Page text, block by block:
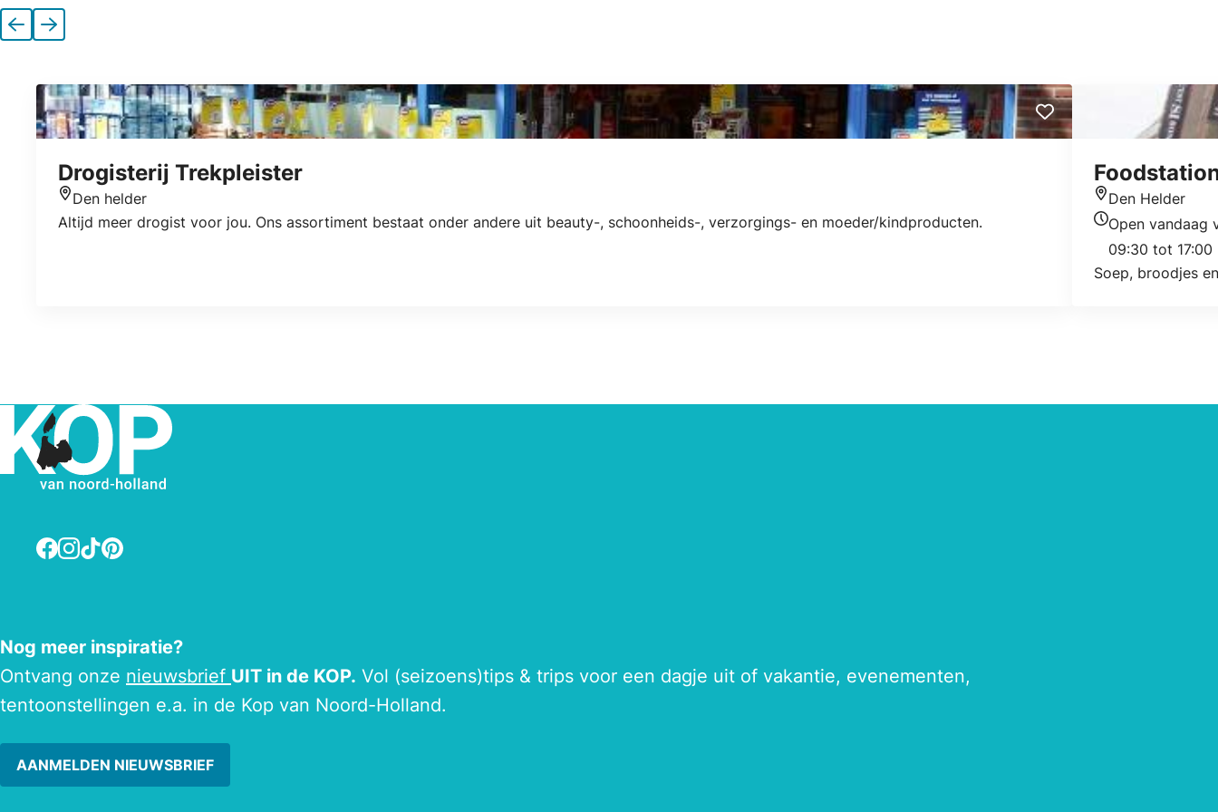
VorigeVolgende
Drogisterij Trekpleister
Locatie
Den helder
Altijd meer drogist voor jou. Ons assortiment bestaat onder andere uit beauty-, schoonheids-, verzorgings- en moeder/kindproducten.
Locatie
Den Helder
Openingstijden
Open vandaag
09:30 tot 17:00
Soep, broodjes
Facebook
Instagram
TikTokPinterest
Nog meer inspiratie?
Ontvang onze nieuwsbrief UIT in de KOP. Vol (seizoens)tips & trips voor een dagje uit of vakantie, evenementen,
tentoonstellingen e.a. in de Kop van Noord-Holland.
AANMELDEN NIEUWSBRIEF